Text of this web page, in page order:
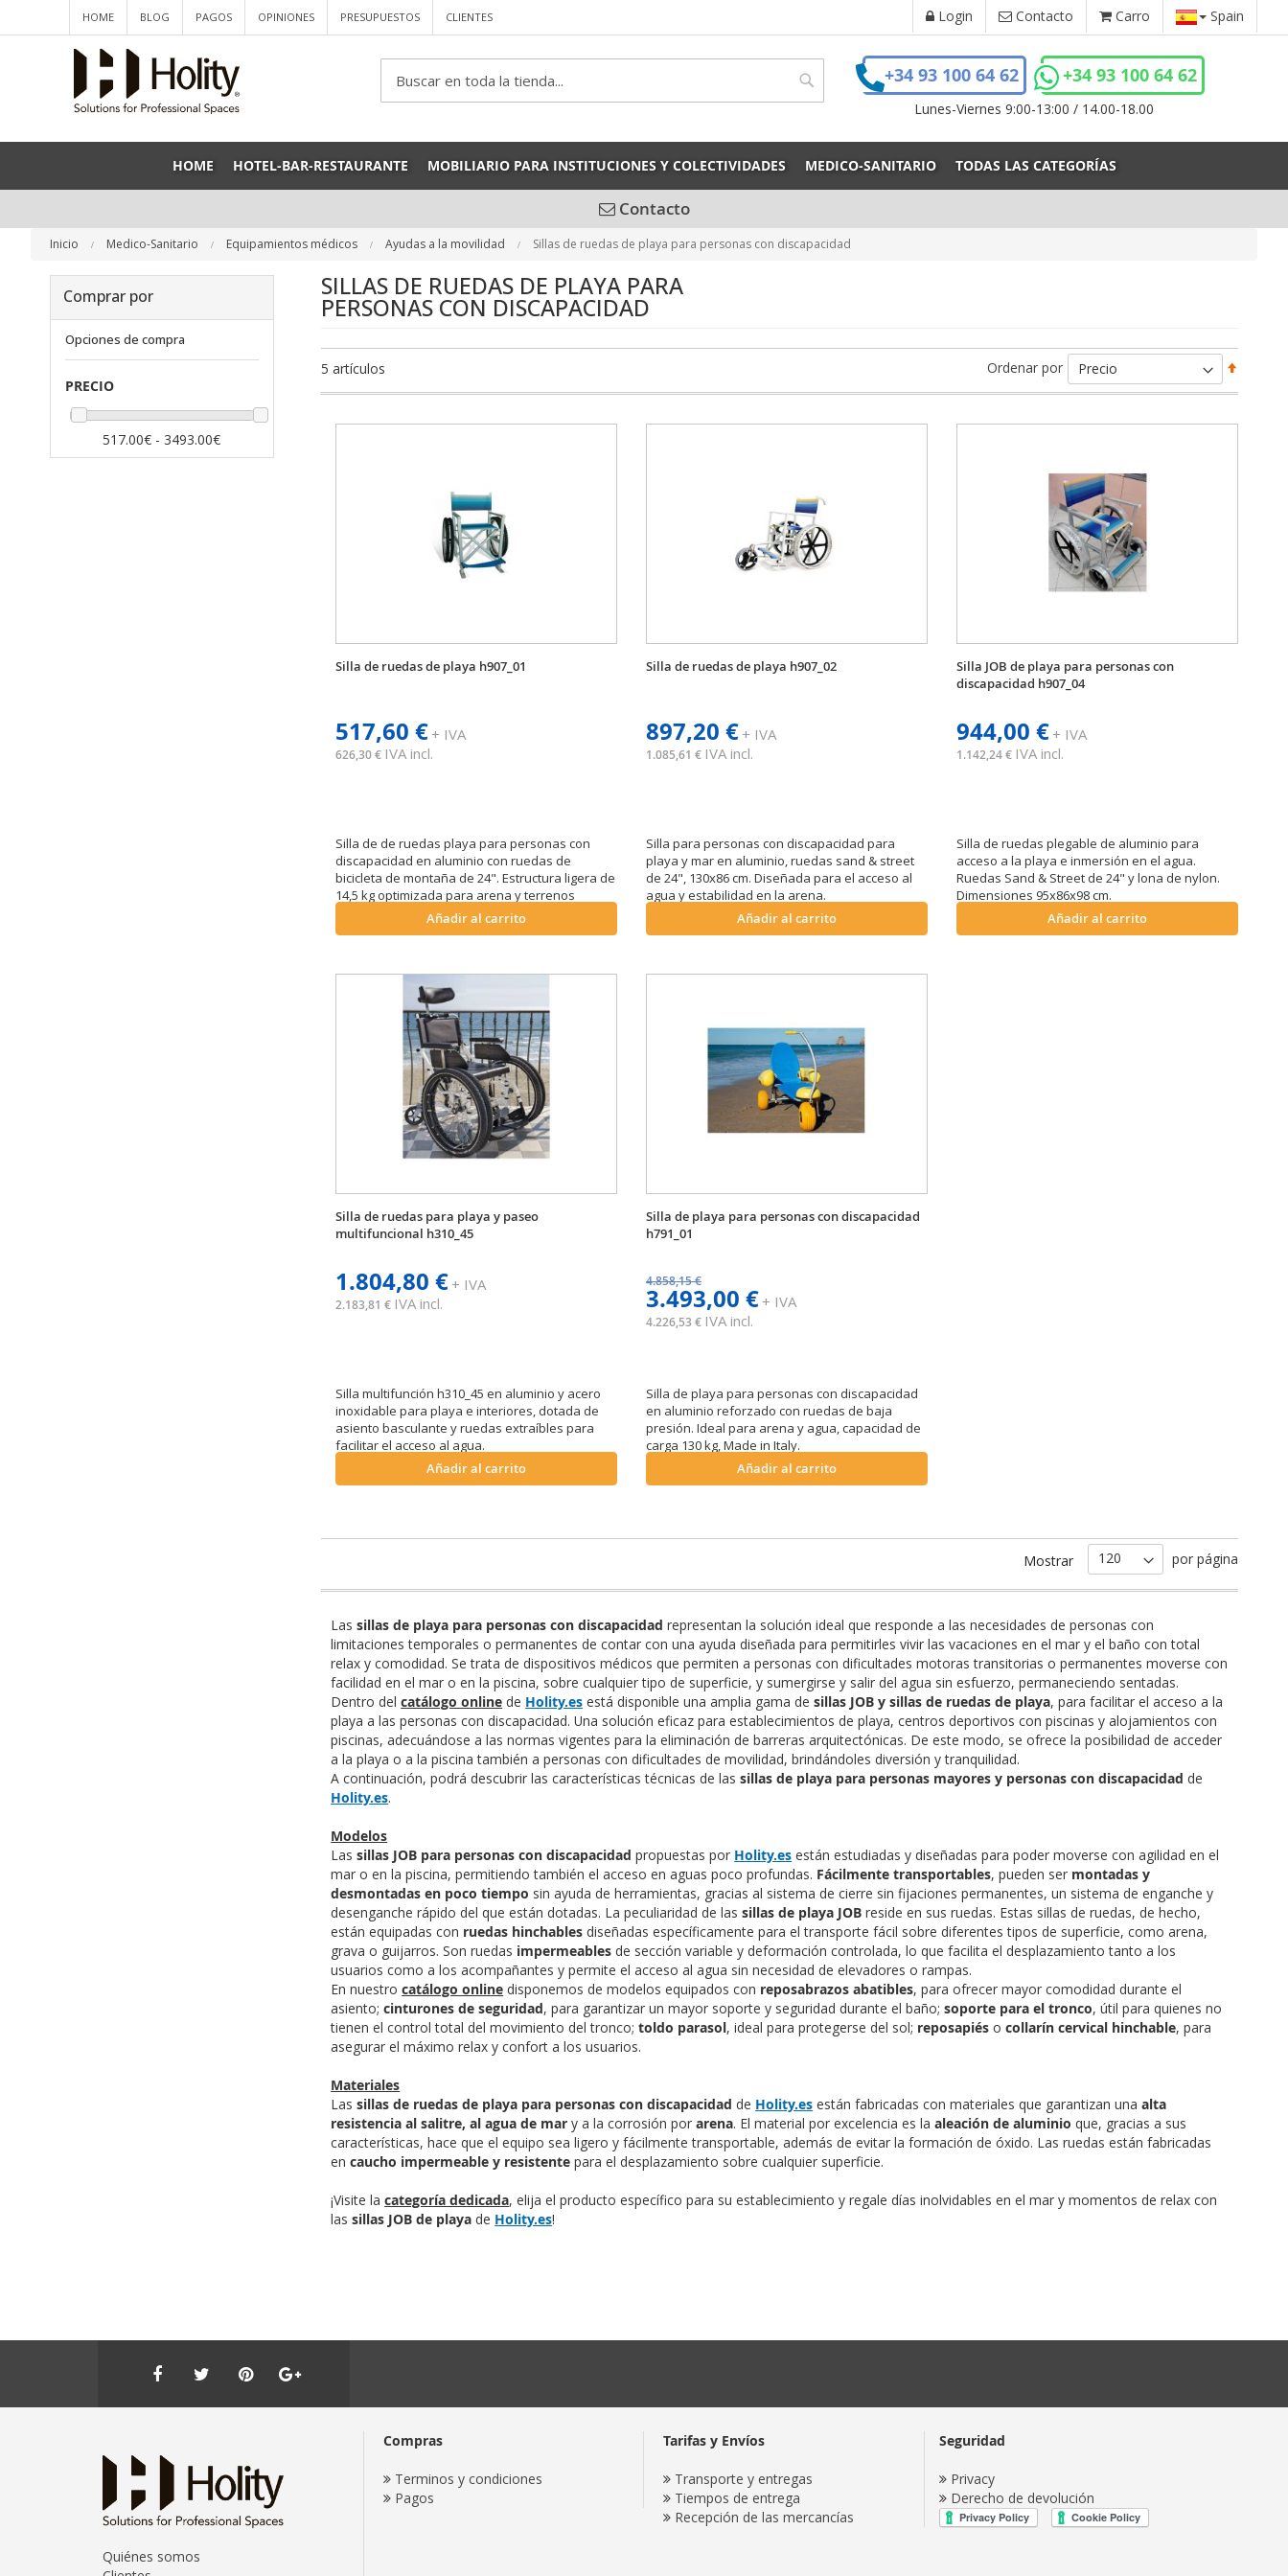
HOME BLOG PAGOS OPINIONES PRESUPUESTOS CLIENTES Login Contacto Carro Spain
Search
Search
+34 93 100 64 62 +34 93 100 64 62
Lunes-Viernes 9:00-13:00 / 14.00-18.00
HOME HOTEL-BAR-RESTAURANTE MOBILIARIO PARA INSTITUCIONES Y COLECTIVIDADES MEDICO-SANITARIO TODAS LAS CATEGORÍAS
Contacto
Inicio Medico-Sanitario Equipamientos médicos Ayudas a la movilidad Sillas de ruedas de playa para personas con discapacidad
SILLAS DE RUEDAS DE PLAYA PARA
PERSONAS CON DISCAPACIDAD
5 artículos Ordenar por
Silla de ruedas de playa h907_01
517,60 €+ IVA
626,30 € IVA incl.
Silla de de ruedas playa para personas con
discapacidad en aluminio con ruedas de
bicicleta de montaña de 24". Estructura ligera de
14,5 kg optimizada para arena y terrenos
Añadir al carrito
Silla de ruedas de playa h907_02
897,20 €+ IVA
1.085,61 € IVA incl.
Silla para personas con discapacidad para
playa y mar en aluminio, ruedas sand & street
de 24", 130x86 cm. Diseñada para el acceso al
agua y estabilidad en la arena.
Añadir al carrito
Silla JOB de playa para personas con
discapacidad h907_04
944,00 €+ IVA
1.142,24 € IVA incl.
Silla de ruedas plegable de aluminio para
acceso a la playa e inmersión en el agua.
Ruedas Sand & Street de 24" y lona de nylon.
Dimensiones 95x86x98 cm.
Añadir al carrito
Silla de ruedas para playa y paseo
multifuncional h310_45
1.804,80 €+ IVA
2.183,81 € IVA incl.
Silla multifunción h310_45 en aluminio y acero
inoxidable para playa e interiores, dotada de
asiento basculante y ruedas extraíbles para
facilitar el acceso al agua.
Añadir al carrito
Silla de playa para personas con discapacidad
h791_01
4.858,15 €
3.493,00 €+ IVA
4.226,53 € IVA incl.
Silla de playa para personas con discapacidad
en aluminio reforzado con ruedas de baja
presión. Ideal para arena y agua, capacidad de
carga 130 kg, Made in Italy.
Añadir al carrito
Mostrar por página
Lassillas de playa para personas con discapacidad representan la solución ideal que responde a las necesidades de personas con
limitaciones temporales o permanentes de contar con una ayuda diseñada para permitirles vivir las vacaciones en el mar y el baño con total
relax y comodidad. Se trata de dispositivos médicos que permiten a personas con dificultades motoras transitorias o permanentes moverse con
facilidad en el mar o en la piscina, sobre cualquier tipo de superficie, y sumergirse y salir del agua sin esfuerzo, permaneciendo sentadas.
Dentro delcatálogo online de Holity.es está disponible una amplia gama desillas JOB y sillas de ruedas de playa, para facilitar el acceso a la
playa a las personas con discapacidad. Una solución eficaz para establecimientos de playa, centros deportivos con piscinas y alojamientos con
piscinas, adecuándose a las normas vigentes para la eliminación de barreras arquitectónicas. De este modo, se ofrece la posibilidad de acceder
a la playa o a la piscina también a personas con dificultades de movilidad, brindándoles diversión y tranquilidad.
A continuación, podrá descubrir las características técnicas de lassillas de playa para personas mayores y personas con discapacidad de
Holity.es.
Modelos
Lassillas JOB para personas con discapacidad propuestas por Holity.es están estudiadas y diseñadas para poder moverse con agilidad en el
mar o en la piscina, permitiendo también el acceso en aguas poco profundas. Fácilmente transportables, pueden ser montadas y
desmontadas en poco tiempo sin ayuda de herramientas, gracias al sistema de cierre sin fijaciones permanentes, un sistema de enganche y
desenganche rápido del que están dotadas. La peculiaridad de lassillas de playa JOB reside en sus ruedas. Estas sillas de ruedas, de hecho,
están equipadas con ruedas hinchables diseñadas específicamente para el transporte fácil sobre diferentes tipos de superficie, como arena,
grava o guijarros. Son ruedas impermeables de sección variable y deformación controlada, lo que facilita el desplazamiento tanto a los
usuarios como a los acompañantes y permite el acceso al agua sin necesidad de elevadores o rampas.
En nuestrocatálogo online disponemos de modelos equipados con reposabrazos abatibles, para ofrecer mayor comodidad durante el
asiento;cinturones de seguridad, para garantizar un mayor soporte y seguridad durante el baño;soporte para el tronco, útil para quienes no
tienen el control total del movimiento del tronco;toldo parasol, ideal para protegerse del sol; reposapiés ocollarín cervical hinchable, para
asegurar el máximo relax y confort a los usuarios.
Materiales
Lassillas de ruedas de playa para personas con discapacidad de Holity.es están fabricadas con materiales que garantizan unaalta
resistencia al salitre, al agua de mar y a la corrosión porarena. El material por excelencia es laaleación de aluminio que, gracias a sus
características, hace que el equipo sea ligero y fácilmente transportable, además de evitar la formación de óxido. Las ruedas están fabricadas
encaucho impermeable y resistente para el desplazamiento sobre cualquier superficie.
¡Visite lacategoría dedicada, elija el producto específico para su establecimiento y regale días inolvidables en el mar y momentos de relax con
lassillas JOB de playa de Holity.es!
Comprar por
Opciones de compra
PRECIO
517.00€ - 3493.00€
Quiénes somos
Compras
Terminos y condiciones
Pagos
Tarifas y Envíos
Transporte y entregas
Tiempos de entrega
Recepción de las mercancías
Seguridad
Privacy
Derecho de devolución